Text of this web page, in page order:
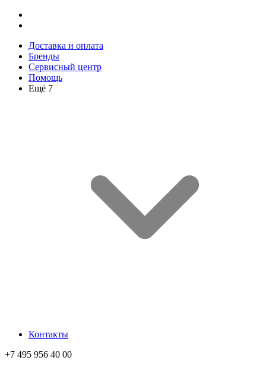
Доставка и оплата
Бренды
Сервисный центр
Помощь
Ещё 7
Контакты
+7 495 956 40 00